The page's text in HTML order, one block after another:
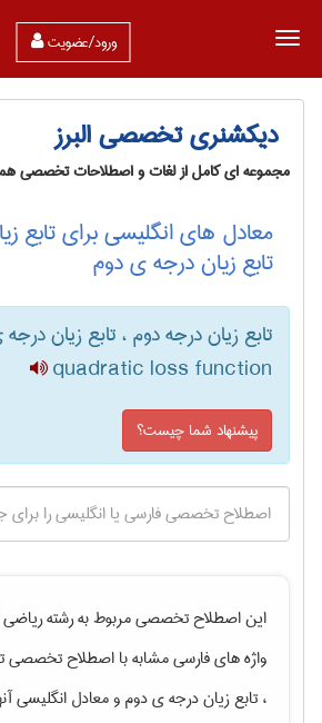
ورود/عضویت
دیکشنری تخصصی البرز
مجموعه ای کامل از لغات و اصطلاحات تخصصی
معادل های انگلیسی برای تابع
تابع زیان درجه ی دوم
تابع زیان درجه دوم ، تابع زیان
quadratic loss function
پیشنهاد شما چیست؟
این اصطلاح تخصصی مربوط به رشتهرياضی
واژه های فارسی مشابه با اصطلاح تخصصی
، تابع زیان درجه ی دومو معادل انگلیسی